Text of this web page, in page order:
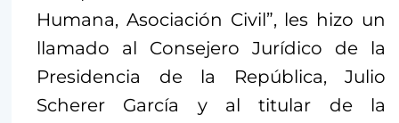
Humana, Asociación Civil”, les hizo un
llamado al Consejero Jurídico de la
Presidencia de la República, Julio
Scherer García y al titular de la